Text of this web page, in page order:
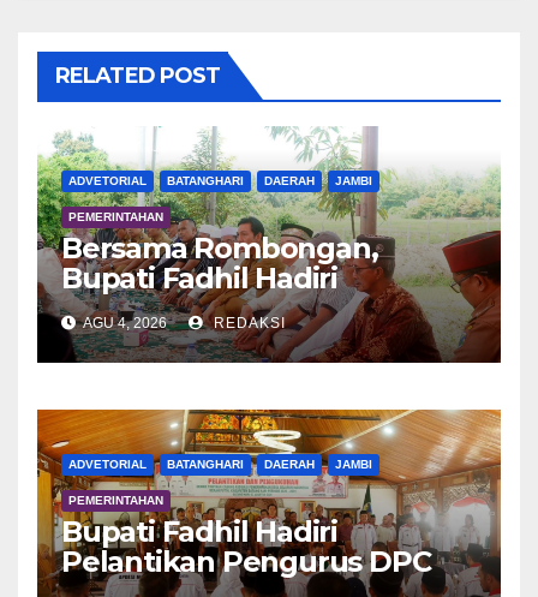
RELATED POST
ADVETORIAL BATANGHARI DAERAH JAMBI
PEMERINTAHAN
Bersama Rombongan,
Bupati Fadhil Hadiri
Syukuran Tanam Padi di
Terusan
AGU 4, 2026 REDAKSI
ADVETORIAL BATANGHARI DAERAH JAMBI
PEMERINTAHAN
Bupati Fadhil Hadiri
Pelantikan Pengurus DPC